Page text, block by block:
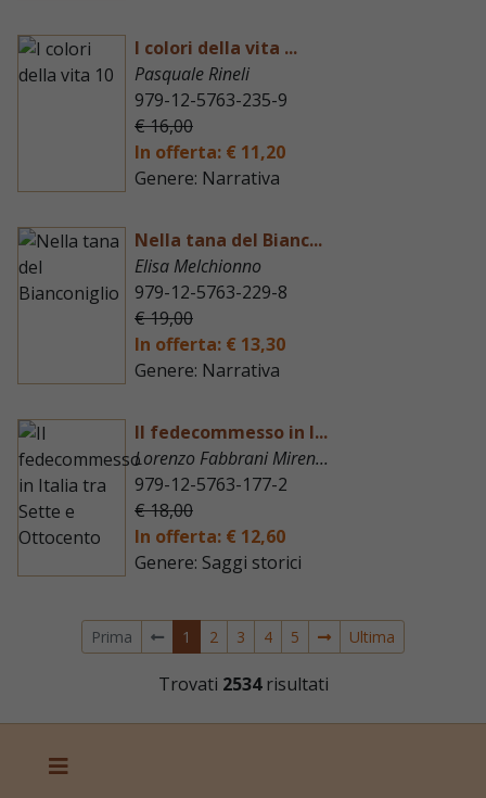
I colori della vita ...
Pasquale Rineli
979-12-5763-235-9
€ 16,00
In offerta: € 11,20
Genere: Narrativa
Nella tana del Bianc...
Elisa Melchionno
979-12-5763-229-8
€ 19,00
In offerta: € 13,30
Genere: Narrativa
Il fedecommesso in I...
Lorenzo Fabbrani Miren...
979-12-5763-177-2
€ 18,00
In offerta: € 12,60
Genere: Saggi storici
Prima 1 2 3 4 5 Ultima
Trovati 2534risultati